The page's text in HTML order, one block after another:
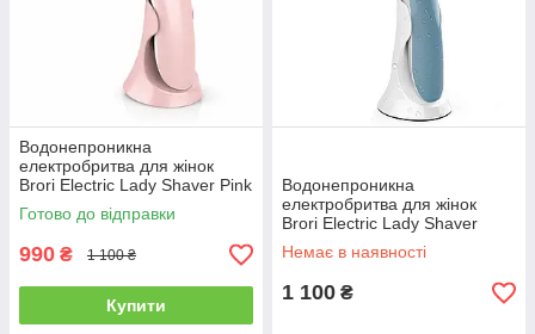
Водонепроникна
електробритва для жінок
Brori Electric Lady Shaver Pink
(BR-G970-PN)
Готово до відправки
990 ₴ 1 100 ₴
Купити
Водонепроникна
електробритва для жінок
Brori Electric Lady Shaver
(BR-970A)
Немає в наявності
1 100 ₴